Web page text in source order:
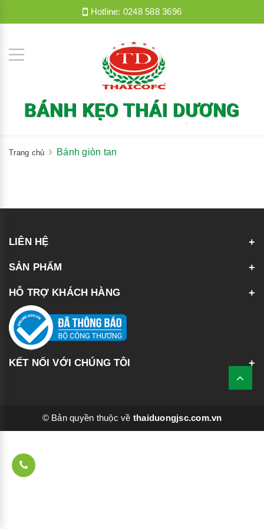
Hotline: 0248 588 3696
Trang chủ Bánh giòn tan
LIÊN HỆ
SẢN PHẨM
HỖ TRỢ KHÁCH HÀNG
KẾT NỐI VỚI CHÚNG TÔI
© Bản quyền thuộc về thaiduongjsc.com.vn